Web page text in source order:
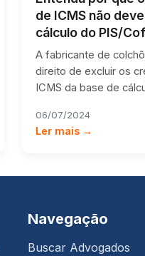
de ICMS não
cálculo do PIS/
A fabricante de
direito de excluir os
ICMS da base de
06/07/2024
Ler mais →
Navegação
Buscar Advogados